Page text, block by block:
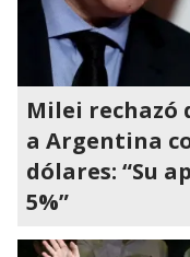
Milei rechazó
a Argentina
dólares: “Su
5%”